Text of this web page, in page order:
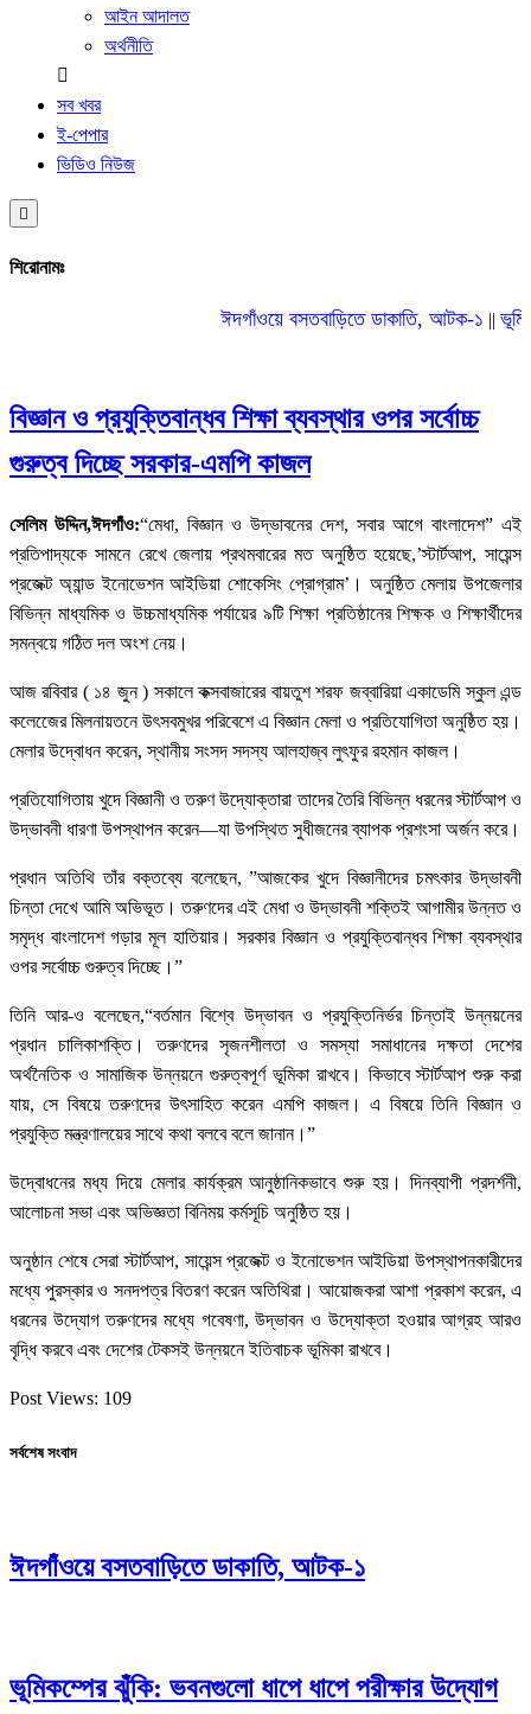
আইন আদালত
অর্থনীতি
সব খবর
ই-পেপার
ভিডিও নিউজ
Hamburger
Toggle
শিরোনামঃ
ঈদগাঁওয়ে বসতবাড়িতে ডাকাতি, আটক-১||
বিজ্ঞান ও প্রযুক্তিবান্ধব শিক্ষা ব্যবস্থার ওপর সর্বোচ্চ
গুরুত্ব দিচ্ছে সরকার-এমপি কাজল
সেলিম উদ্দিন,ঈদগাঁও:“মেধা, বিজ্ঞান ও উদ্ভাবনের দেশ, সবার আগে বাংলাদেশ” এই
প্রতিপাদ্যকে সামনে রেখে জেলায় প্রথমবারের মত অনুষ্ঠিত হয়েছে,’স্টার্টআপ, সায়েন্স
প্রজেক্ট অ্যান্ড ইনোভেশন আইডিয়া শোকেসিং প্রোগ্রাম’। অনুষ্ঠিত মেলায় উপজেলার
বিভিন্ন মাধ্যমিক ও উচ্চমাধ্যমিক পর্যায়ের ৯টি শিক্ষা প্রতিষ্ঠানের শিক্ষক ও শিক্ষার্থীদের
সমন্বয়ে গঠিত দল অংশ নেয়।
আজ রবিবার ( ১৪ জুন ) সকালে কক্সবাজারের বায়তুশ শরফ জব্বারিয়া একাডেমি স্কুল এন্ড
কলেজেের মিলনায়তনে উৎসবমুখর পরিবেশে এ বিজ্ঞান মেলা ও প্রতিযোগিতা অনুষ্ঠিত হয়।
মেলার উদ্বোধন করেন, স্থানীয় সংসদ সদস্য আলহাজ্ব লুৎফুর রহমান কাজল।
প্রতিযোগিতায় খুদে বিজ্ঞানী ও তরুণ উদ্যোক্তারা তাদের তৈরি বিভিন্ন ধরনের স্টার্টআপ ও
উদ্ভাবনী ধারণা উপস্থাপন করেন—যা উপস্থিত সুধীজনের ব্যাপক প্রশংসা অর্জন করে।
প্রধান অতিথি তাঁর বক্তব্যে বলেছেন, ”আজকের খুদে বিজ্ঞানীদের চমৎকার উদ্ভাবনী
চিন্তা দেখে আমি অভিভূত। তরুণদের এই মেধা ও উদ্ভাবনী শক্তিই আগামীর উন্নত ও
সমৃদ্ধ বাংলাদেশ গড়ার মূল হাতিয়ার। সরকার বিজ্ঞান ও প্রযুক্তিবান্ধব শিক্ষা ব্যবস্থার
ওপর সর্বোচ্চ গুরুত্ব দিচ্ছে।”
তিনি আর-ও বলেছেন,“বর্তমান বিশ্বে উদ্ভাবন ও প্রযুক্তিনির্ভর চিন্তাই উন্নয়নের
প্রধান চালিকাশক্তি। তরুণদের সৃজনশীলতা ও সমস্যা সমাধানের দক্ষতা দেশের
অর্থনৈতিক ও সামাজিক উন্নয়নে গুরুত্বপূর্ণ ভূমিকা রাখবে। কিভাবে স্টার্টআপ শুরু করা
যায়, সে বিষয়ে তরুণদের উৎসাহিত করেন এমপি কাজল। এ বিষয়ে তিনি বিজ্ঞান ও
প্রযুক্তি মন্ত্রণালয়ের সাথে কথা বলবে বলে জানান।”
উদ্বোধনের মধ্য দিয়ে মেলার কার্যক্রম আনুষ্ঠানিকভাবে শুরু হয়। দিনব্যাপী প্রদর্শনী,
আলোচনা সভা এবং অভিজ্ঞতা বিনিময় কর্মসূচি অনুষ্ঠিত হয়।
অনুষ্ঠান শেষে সেরা স্টার্টআপ, সায়েন্স প্রজেক্ট ও ইনোভেশন আইডিয়া উপস্থাপনকারীদের
মধ্যে পুরস্কার ও সনদপত্র বিতরণ করেন অতিথিরা। আয়োজকরা আশা প্রকাশ করেন, এ
ধরনের উদ্যোগ তরুণদের মধ্যে গবেষণা, উদ্ভাবন ও উদ্যোক্তা হওয়ার আগ্রহ আরও
বৃদ্ধি করবে এবং দেশের টেকসই উন্নয়নে ইতিবাচক ভূমিকা রাখবে।
Post Views: 109
সর্বশেষ সংবাদ
ঈদগাঁওয়ে বসতবাড়িতে ডাকাতি, আটক-১
ভূমিকম্পের ঝুঁকি: ভবনগুলো ধাপে ধাপে পরীক্ষার উদ্যোগ